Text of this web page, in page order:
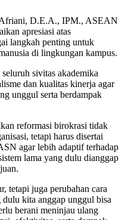
D.E.A., IPM., ASEAN
apresiasi atas
langkah penting untuk
di lingkungan kampus.
sivitas akademika
dan kualitas kinerja agar
unggul serta berdampak
reformasi birokrasi tidak
tetapi harus disertai
agar lebih adaptif terhadap
lama yang dulu dianggap
tetapi juga perubahan cara
kita anggap unggul bisa
berani meninjau ulang